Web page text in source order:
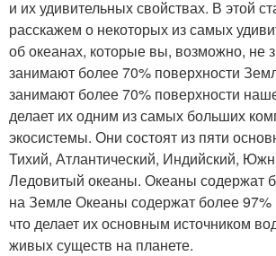
и их удивительных свойствах. В этой
расскажем о некоторых из самых
об океанах, которые вы, возможно, не
занимают более 70% поверхности
занимают более 70% поверхности
делает их одним из самых больших
экосистемы. Они состоят из пяти
Тихий, Атлантический, Индийский,
Ледовитый океаны. Океаны содержат
на Земле Океаны содержат более
что делает их основным источником
живых существ на планете.